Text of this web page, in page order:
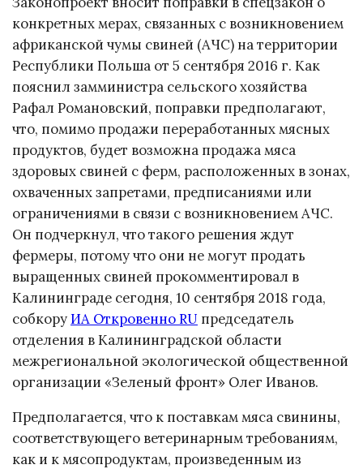
конкретных мерах, связанных с возникновением
африканской чумы свиней (АЧС) на территории
Республики Польша от 5 сентября 2016 г. Как
пояснил замминистра сельского хозяйства
Рафал Романовский, поправки предполагают,
что, помимо продажи переработанных мясных
продуктов, будет возможна продажа мяса
здоровых свиней с ферм, расположенных в зонах,
охваченных запретами, предписаниями или
ограничениями в связи с возникновением АЧС.
Он подчеркнул, что такого решения ждут
фермеры, потому что они не могут продать
выращенных свиней прокомментировал в
Калининграде сегодня, 10 сентября 2018 года,
собкоруИА Откровенно RU председатель
отделения в Калининградской области
межрегиональной экологической общественной
организации «Зеленый фронт» Олег Иванов.
Предполагается, что к поставкам мяса свинины,
соответствующего ветеринарным требованиям,
как и к мясопродуктам, произведенным из